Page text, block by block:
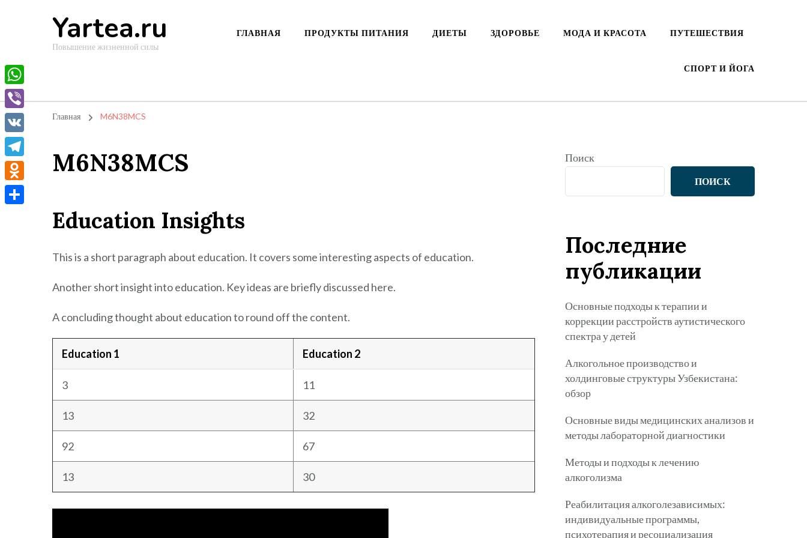
Yartea.ru
Повышение жизненной силы
ГЛАВНАЯ ПРОДУКТЫ ПИТАНИЯ ДИЕТЫ ЗДОРОВЬЕ МОДА И КРАСОТА ПУТЕШЕСТВИЯ
СПОРТ И ЙОГА
Главная M6N38MCS
M6N38MCS
Education Insights
This is a short paragraph about education. It covers some interesting aspects of education.
Another short insight into education. Key ideas are briefly discussed here.
A concluding thought about education to round off the content.
Education 1 Education 2
3 11
13 32
92 67
13 30
Поиск
ПОИСК
Последние
публикации
Основные подходы к терапии и
коррекции расстройств аутистического
спектра у детей
Алкогольное производство и
холдинговые структуры Узбекистана:
обзор
Основные виды медицинских анализов и
методы лабораторной диагностики
Методы и подходы к лечению
алкоголизма
Реабилитация алкоголезависимых:
индивидуальные программы,
психотерапия и ресоциализация
WhatsApp
Viber
VK
Telegram
Odnoklassniki
Отправить